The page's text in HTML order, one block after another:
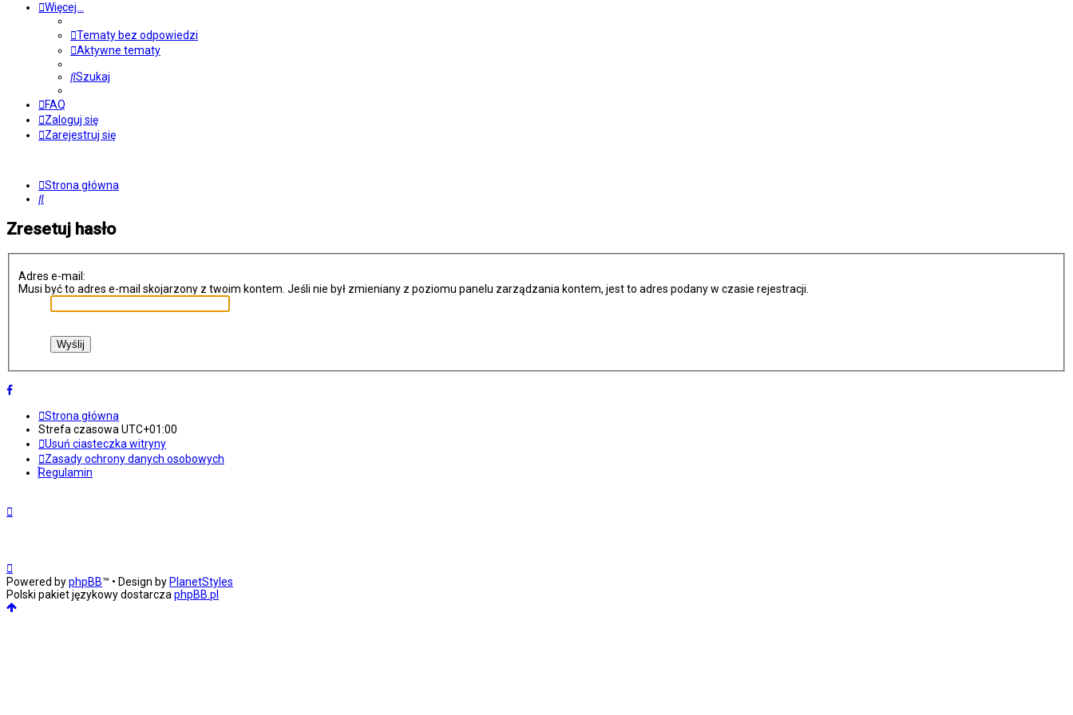
Więcej…
Tematy bez odpowiedzi
Aktywne tematy
Szukaj
FAQ
Zaloguj się
Zarejestruj się
Strona główna
Szukaj
Zresetuj hasło
Adres e-mail:
Musi być to adres e-mail skojarzony z twoim kontem. Jeśli nie był zmieniany z poziomu panelu zarządzania kontem, jest to adres podany w czasie rejestracji.
Strona główna
Strefa czasowaUTC+01:00
Usuń ciasteczka witryny
Zasady ochrony danych osobowych
Regulamin
Powered byphpBB™ • Design by PlanetStyles
Polski pakiet językowy dostarczaphpBB.pl